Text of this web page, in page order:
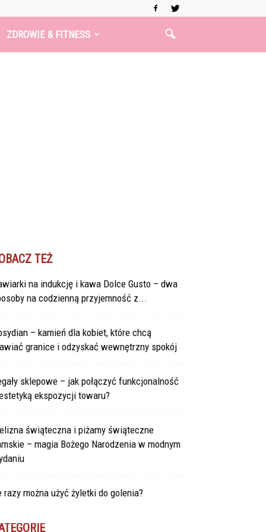
ZDROWIE & FITNESS
TEŻ
na indukcję i kawa Dolce Gusto – dwa
na codzienną przyjemność z...
– kamień dla kobiet, które chcą
granice i odzyskać wewnętrzny spokój
sklepowe – jak połączyć funkcjonalność
ekspozycji towaru?
świąteczna i piżamy świąteczne
– magia Bożego Narodzenia w modnym
razy można użyć żyletki do golenia?